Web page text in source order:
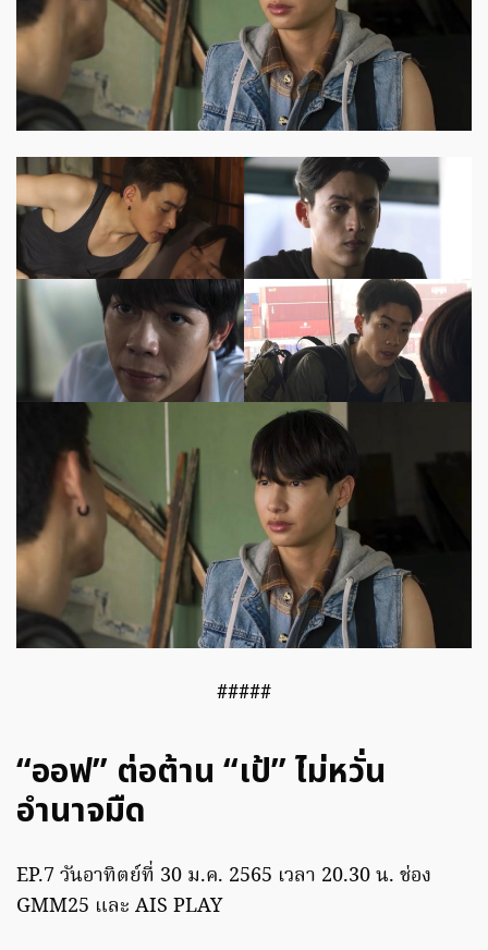
#####
“ออฟ” ต่อต้าน “เป้” ไม่หวั่น
อำนาจมืด
EP.7 วันอาทิตย์ที่ 30 ม.ค. 2565 เวลา 20.30 น. ช่อง
GMM25 และ AIS PLAY